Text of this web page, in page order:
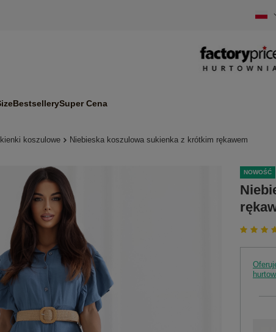
BestsellerySuper Cena
koszulowe Niebieska koszulowa sukienka z krótkim rękawem
NOWOŚĆ